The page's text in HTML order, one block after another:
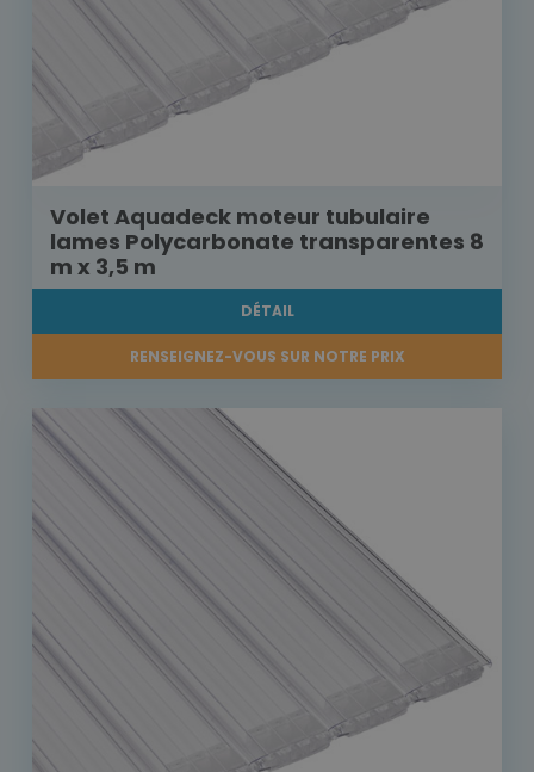
Volet Aquadeck moteur tubulaire
lames Polycarbonate transparentes 8
m x 3,5 m
DÉTAIL
RENSEIGNEZ-VOUS SUR NOTRE PRIX